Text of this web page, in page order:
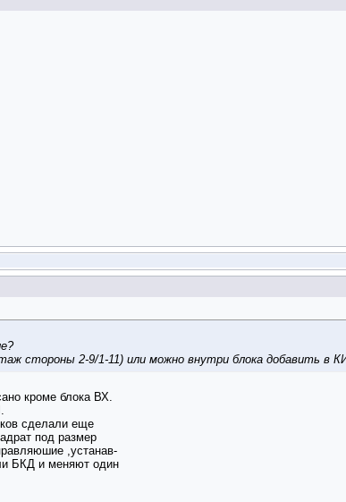
стороны 2-9/1-11) или можно внутри блока добавить в
кроме блока ВХ.
сделали еще
под размер
,устанав-
БКД и меняют один